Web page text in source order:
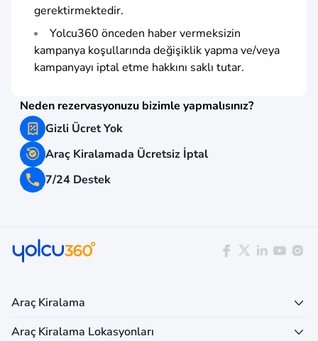
gerektirmektedir.
Yolcu360 önceden haber vermeksizin
kampanya koşullarında değişiklik yapma ve/veya
kampanyayı iptal etme hakkını saklı tutar.
Neden rezervasyonuzu bizimle yapmalısınız?
Gizli Ücret Yok
Araç Kiralamada Ücretsiz İptal
7/24 Destek
Araç Kiralama
Araç Kiralama Lokasyonları